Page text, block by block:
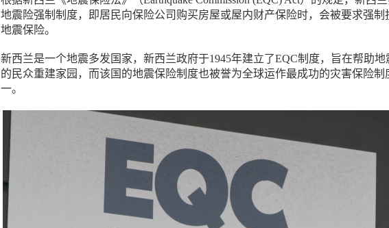
地震险强制制度，即居民向保险公司购买房屋或屋内财产保险时，会被要求强制
地震保险。
新西兰是一个地震多发国家，新西兰政府于1945年建立了EQC制度，旨在帮助地
的民众重建家园，而该国的地震保险制度也被誉为全球运作最成功的灾害保险制
一。